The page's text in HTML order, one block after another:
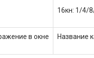
16кн: 1/4/
в окне Название